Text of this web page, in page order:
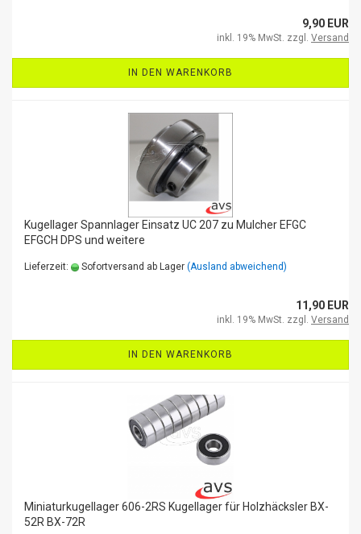
9,90 EUR
inkl. 19% MwSt. zzgl. Versand
IN DEN WARENKORB
Kugellager Spannlager Einsatz UC 207 zu Mulcher EFGC
EFGCH DPS und weitere
Lieferzeit: Sofortversand ab Lager (Ausland abweichend)
11,90 EUR
inkl. 19% MwSt. zzgl. Versand
IN DEN WARENKORB
Miniaturkugellager 606-2RS Kugellager für Holzhäcksler BX-
52R BX-72R